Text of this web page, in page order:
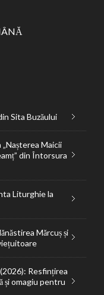
Sita Buzăului
Maicii
din Întorsura
Liturghie la
Mărcuș și
Resfințirea
și omagiu pentru